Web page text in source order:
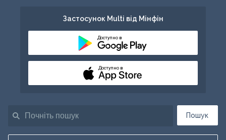
Пошук
Застосунок Multi від Мінфін
Доступно в
Доступно в